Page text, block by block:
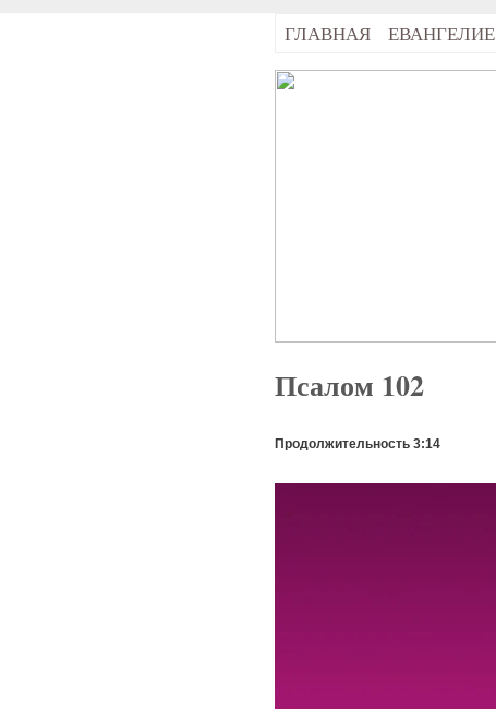
ГЛАВНАЯ ЕВАНГЕЛИЕ
Псалом 102
Продолжительность 3:14